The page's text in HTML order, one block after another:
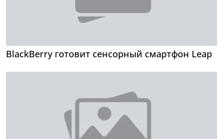
BlackBerry готовит сенсорный смартфон Leap